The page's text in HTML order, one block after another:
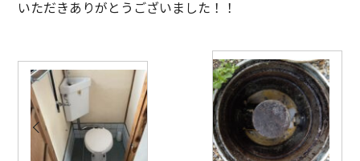
いただきありがとうございました！！